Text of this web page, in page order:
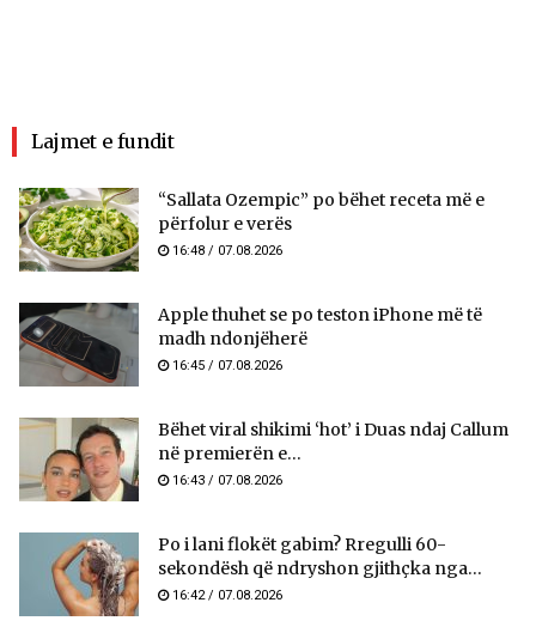
Lajmet e fundit
“Sallata Ozempic” po bëhet receta më e
përfolur e verës
16:48 / 07.08.2026
Apple thuhet se po teston iPhone më të
madh ndonjëherë
16:45 / 07.08.2026
Bëhet viral shikimi ‘hot’ i Duas ndaj Callum
në premierën e...
16:43 / 07.08.2026
Po i lani flokët gabim? Rregulli 60-
sekondësh që ndryshon gjithçka nga...
16:42 / 07.08.2026